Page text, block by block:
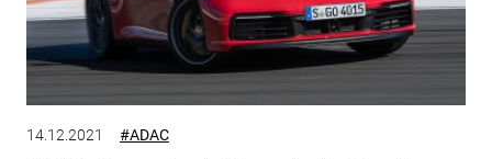
14.12.2021 #ADAC